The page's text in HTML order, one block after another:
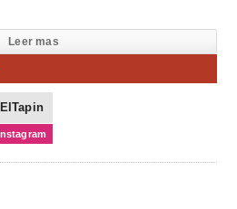
Leer mas
ElTapin